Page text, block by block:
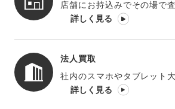
店舗にお持込みでその場で
詳しく見る
法人買取
社内のスマホやタブレット
詳しく見る